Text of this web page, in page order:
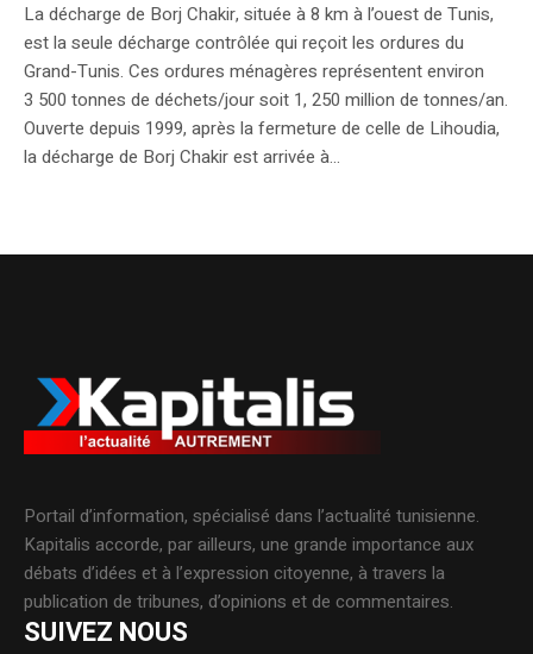
La décharge de Borj Chakir, située à 8 km à l’ouest de Tunis,
est la seule décharge contrôlée qui reçoit les ordures du
Grand-Tunis. Ces ordures ménagères représentent environ
3 500 tonnes de déchets/jour soit 1, 250 million de tonnes/an.
Ouverte depuis 1999, après la fermeture de celle de Lihoudia,
la décharge de Borj Chakir est arrivée à...
Portail d’information, spécialisé dans l’actualité tunisienne.
Kapitalis accorde, par ailleurs, une grande importance aux
débats d’idées et à l’expression citoyenne, à travers la
publication de tribunes, d’opinions et de commentaires.
SUIVEZ NOUS